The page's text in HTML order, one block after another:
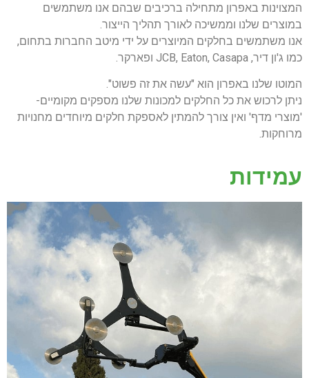
המצוינות באפרון מתחילה ברכיבים שבהם אנו משתמשים
במוצרים שלנו וממשיכה לאורך תהליך הייצור.
אנו משתמשים בחלקים המיוצרים על ידי מיטב החברות בתחום,
כמו ג'ון דיר, JCB, Eaton, Casapa ופארקר.
המוטו שלנו באפרון הוא "עשה את זה פשוט".
ניתן לרכוש את כל החלקים למכונות שלנו מספקים מקומיים-
'מוצרי מדף' ואין צורך להמתין לאספקת חלקים מיוחדים מחנויות
מרוחקות.
עמידות